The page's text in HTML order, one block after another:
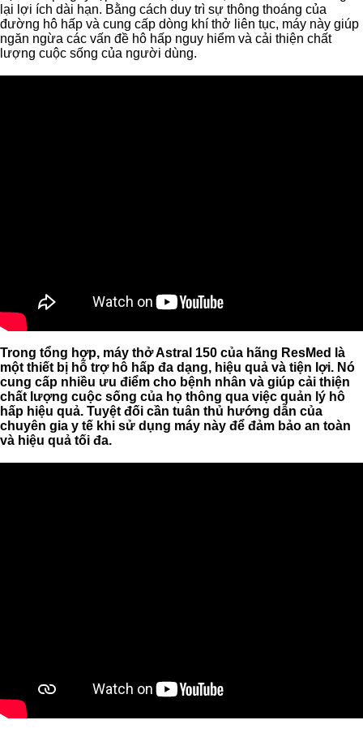
lại lợi ích dài hạn. Bằng cách duy trì sự thông thoáng của
đường hô hấp và cung cấp dòng khí thở liên tục, máy này giúp
ngăn ngừa các vấn đề hô hấp nguy hiểm và cải thiện chất
lượng cuộc sống của người dùng.
Trong tổng hợp, máy thở Astral 150 của hãng ResMed là
một thiết bị hỗ trợ hô hấp đa dạng, hiệu quả và tiện lợi. Nó
cung cấp nhiều ưu điểm cho bệnh nhân và giúp cải thiện
chất lượng cuộc sống của họ thông qua việc quản lý hô
hấp hiệu quả. Tuyệt đối cần tuân thủ hướng dẫn của
chuyên gia y tế khi sử dụng máy này để đảm bảo an toàn
và hiệu quả tối đa.